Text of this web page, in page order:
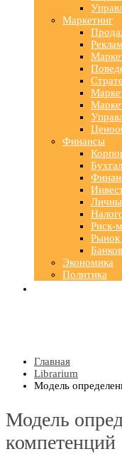
Маркетинг
Финансы
Риск-
Рынок
Экономика
Политика
Главная
Librarium
Модель
Модель
компетенций